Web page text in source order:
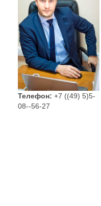
Телефон: +7 ((49) 5)5-
08--56-27